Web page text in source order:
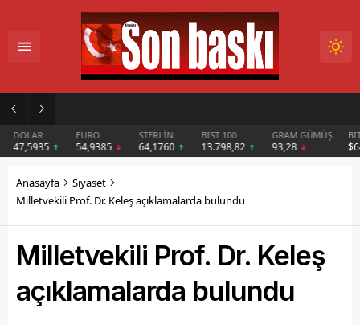
DOLAR
47,5935
EURO
54,9385
STERLİN
64,1760
BIST 100
13.798,82
GRAM GÜMÜŞ
93,28
Anasayfa
Siyaset
Milletvekili Prof. Dr. Keleş açıklamalarda bulundu
Milletvekili Prof. Dr. Keleş
açıklamalarda bulundu